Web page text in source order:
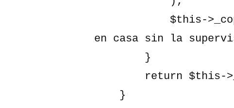
            $this->_copyright .= " No hagan esto
en casa sin la